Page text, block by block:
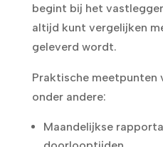
begint bij het
altijd kunt vergelijken
geleverd wordt.
Praktische meetpunten
onder andere:
Maandelijkse